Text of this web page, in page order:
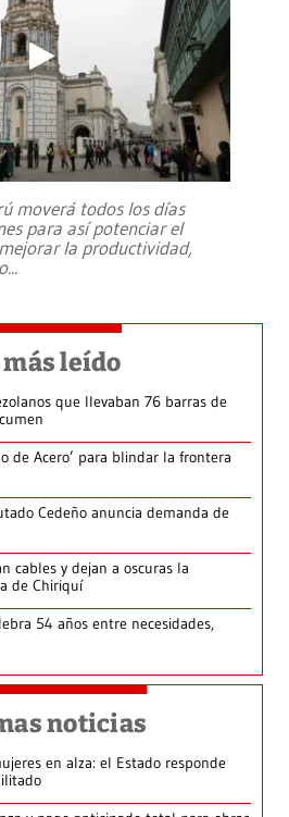
moverá todos los días
para así potenciar el
la productividad,
...
más leído
que llevaban 76 barras de
de Acero’ para blindar la frontera
Cedeño anuncia demanda de
cables y dejan a oscuras la
de Chiriquí
54 años entre necesidades,
noticias
en alza: el Estado responde